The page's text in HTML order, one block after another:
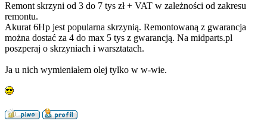
Remont skrzyni od 3 do 7 tys zł + VAT w zależności od zakresu
remontu.
Akurat 6Hp jest popularna skrzynią. Remontowaną z gwarancja
można dostać za 4 do max 5 tys z gwarancją. Na midparts.pl
poszperaj o skrzyniach i warsztatach.
Ja u nich wymieniałem olej tylko w w-wie.